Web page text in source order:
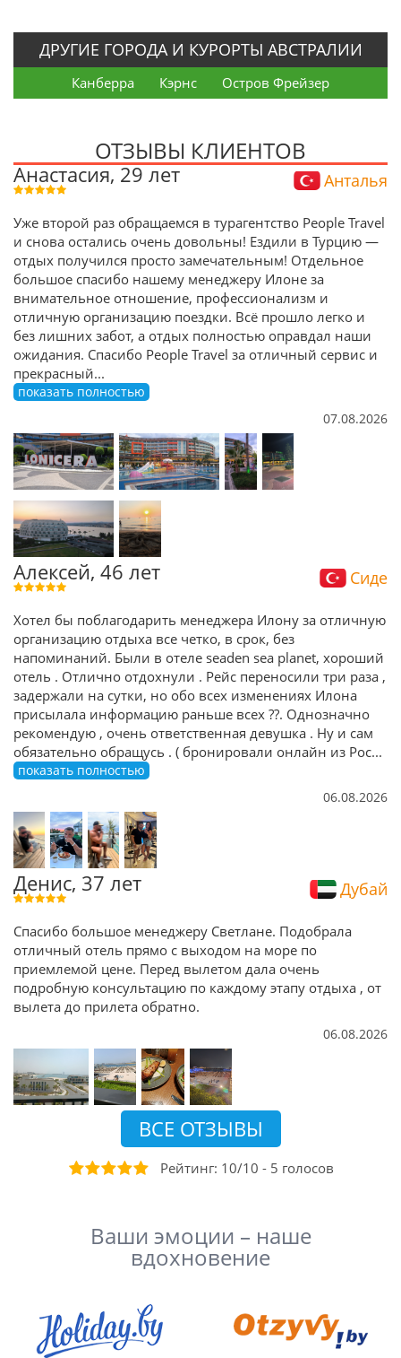
ДРУГИЕ ГОРОДА И КУРОРТЫ АВСТРАЛИИ
Канберра Кэрнс Остров Фрейзер
ОТЗЫВЫ КЛИЕНТОВ
Анастасия, 29 лет Анталья
Уже второй раз обращаемся в турагентство People Travel
и снова остались очень довольны! Ездили в Турцию —
отдых получился просто замечательным! Отдельное
большое спасибо нашему менеджеру Илоне за
внимательное отношение, профессионализм и
отличную организацию поездки. Всё прошло легко и
без лишних забот, а отдых полностью оправдал наши
ожидания. Спасибо People Travel за отличный сервис и
прекрасный...
показать полностью
07.08.2026
Алексей, 46 лет Сиде
Хотел бы поблагодарить менеджера Илону за отличную
организацию отдыха все четко, в срок, без
напоминаний. Были в отеле seaden sea planet, хороший
отель . Отлично отдохнули . Рейс переносили три раза ,
задержали на сутки, но обо всех изменениях Илона
присылала информацию раньше всех ??. Однозначно
рекомендую , очень ответственная девушка . Ну и сам
обязательно обращусь . ( бронировали онлайн из Рос...
показать полностью
06.08.2026
Денис, 37 лет Дубай
Спасибо большое менеджеру Светлане. Подобрала
отличный отель прямо с выходом на море по
приемлемой цене. Перед вылетом дала очень
подробную консультацию по каждому этапу отдыха , от
вылета до прилета обратно.
06.08.2026
ВСЕ ОТЗЫВЫ
Рейтинг: 10/10 - 5 голосов
Ваши эмоции – наше
вдохновение